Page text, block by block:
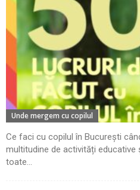
Unde mergem cu copilul
Ce faci cu copilul în București
multitudine de activități
toate...